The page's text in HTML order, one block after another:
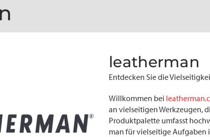
leatherman
Entdecken Sie die
Willkommen bei
an vielseitigen Werkzeugen,
Produktpalette umfasst
man für vielseitige